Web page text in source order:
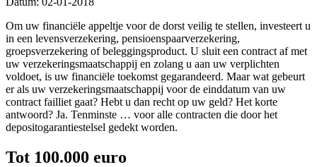
Om uw financiële appeltje voor de dorst veilig te stellen, investeert u
in een levensverzekering, pensioenspaarverzekering,
groepsverzekering of beleggingsproduct. U sluit een contract af met
uw verzekeringsmaatschappij en zolang u aan uw verplichten
voldoet, is uw financiële toekomst gegarandeerd. Maar wat gebeurt
er als uw verzekeringsmaatschappij voor de einddatum van uw
contract failliet gaat? Hebt u dan recht op uw geld? Het korte
antwoord? Ja. Tenminste … voor alle contracten die door het
depositogarantiestelsel gedekt worden.
Tot 100.000 euro